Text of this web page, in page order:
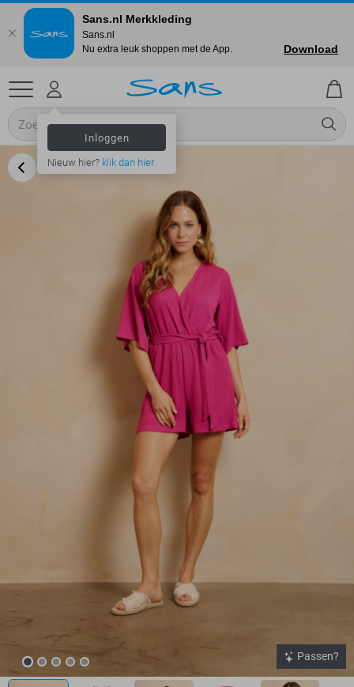
Inloggen
Nieuw hier? klik dan hier
Passen?
Sans.nl Merkkleding
Sans.nl
Nu extra leuk shoppen met de App.
Download